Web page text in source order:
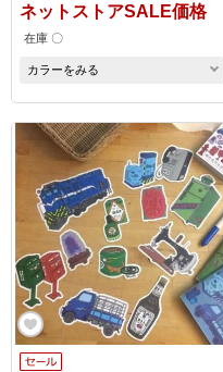
ネットストアSALE価格
在庫 〇
カラーをみる